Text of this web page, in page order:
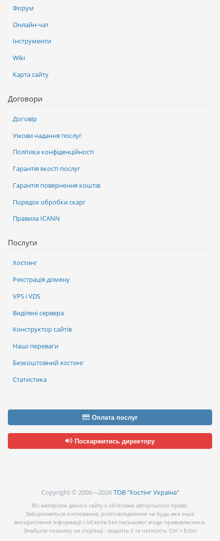
Послуги
Хостинг
Реєстрація домену
VPS і VDS
Виділені сервера
Конструктор сайтів
Наші переваги
Безкоштовний хостинг
Статистика
Форум
Онлайн-чат
Інструменти
Wiki
Карта сайту
Договори
Договір
Умови надання послуг
Політика конфіденційності
Гарантія якості послуг
Гарантія повернення коштів
Порядок обробки скарг
Правила ICANN
Оплата послуг
Поскаржитись директору
Copyright © 2006—2026ТОВ "Хостінг Україна"
Всі матеріали даного сайту є об’єктами авторського права.
Забороняється копіювання, розповсюдження чи будь-яке інше
використання інформації і об’єктів без письмової згоди правовласника.
Знайшли помилку на сторінці - виділіть її та натисніть Ctrl + Enter